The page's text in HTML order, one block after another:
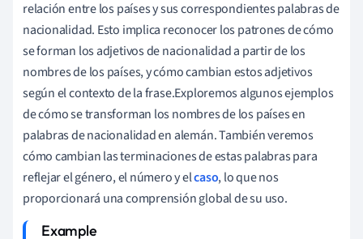
relación entre los países y sus correspondientes palabras de
nacionalidad. Esto implica reconocer los patrones de cómo
se forman los adjetivos de nacionalidad a partir de los
nombres de los países, y cómo cambian estos adjetivos
según el contexto de la frase.Exploremos algunos ejemplos
de cómo se transforman los nombres de los países en
palabras de nacionalidad en alemán. También veremos
cómo cambian las terminaciones de estas palabras para
reflejar el género, el número y elcaso, lo que nos
proporcionará una comprensión global de su uso.